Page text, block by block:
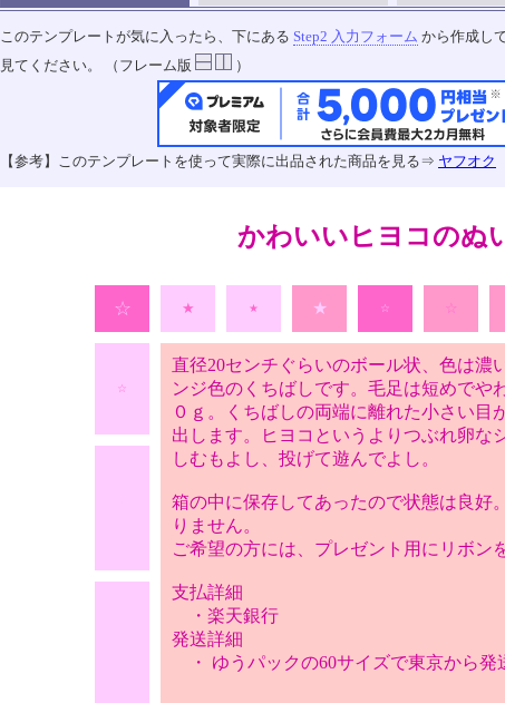
このテンプレートが気に入ったら、下にある Step2 入力フォーム から作成し
見てください。 （フレーム版
）
【参考】このテンプレートを使って実際に出品された商品を見る⇒ ヤフオク
かわいいヒヨコのぬ
☆ ★ ★ ★ ☆ ☆
☆
直径20センチぐらいのボール状、色は濃
ンジ色のくちばしです。毛足は短めでや
０ｇ。くちばしの両端に離れた小さい目
出します。ヒヨコというよりつぶれ卵な
しむもよし、投げて遊んでよし。
箱の中に保存してあったので状態は良好
りません。
ご希望の方には、プレゼント用にリボン
支払詳細
・楽天銀行
発送詳細
・ ゆうパックの60サイズで東京から発